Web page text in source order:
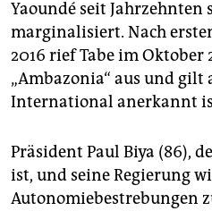
Yaoundé seit Jahrzehnten
marginalisiert. Nach
2016 rief Tabe im Oktober
„Ambazonia“ aus und gilt
International anerkannt
Präsident Paul Biya (86),
ist, und seine Regierung
Autonomiebestrebungen